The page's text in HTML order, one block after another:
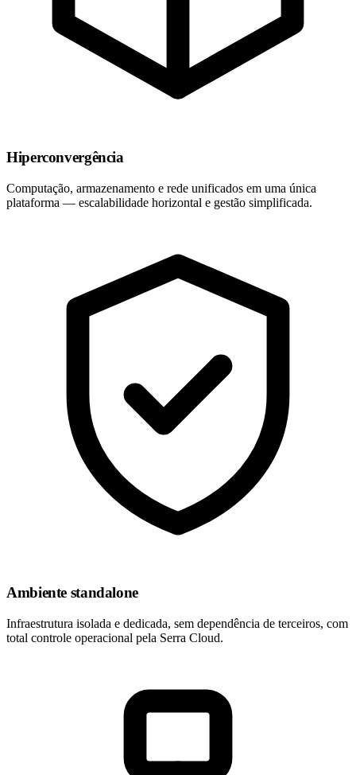
Hiperconvergência
Computação, armazenamento e rede unificados em uma única
plataforma — escalabilidade horizontal e gestão simplificada.
Ambiente standalone
Infraestrutura isolada e dedicada, sem dependência de terceiros, com
total controle operacional pela Serra Cloud.